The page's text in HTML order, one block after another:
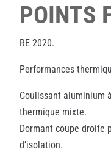
POINTS
RE 2020.
Performances
Coulissant aluminium
thermique mixte.
Dormant coupe droite
d’isolation.